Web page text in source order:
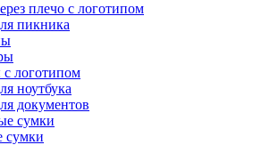
плечо с логотипом
пикника
логотипом
ноутбука
документов
сумки
сумки